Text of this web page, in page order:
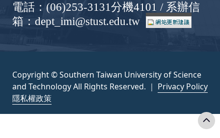
電話：(06)253-3131分機4101 / 系辦信
箱：dept_imi@stust.edu.tw
Copyright © Southern Taiwan University of Science
and Technology All Rights Reserved. ｜ Privacy Policy
隱私權政策